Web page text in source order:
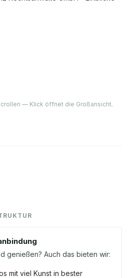
— Klick öffnet die Großansicht.
genießen? Auch das bieten wir:
mit viel Kunst in bester